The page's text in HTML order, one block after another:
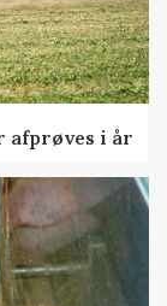
afprøves i år